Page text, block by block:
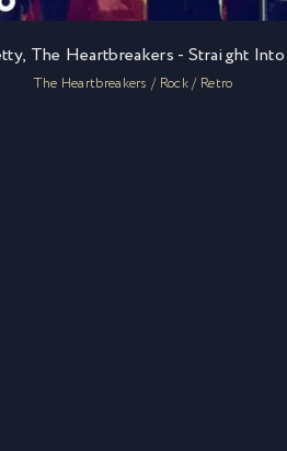
The Heartbreakers / Rock / Retro